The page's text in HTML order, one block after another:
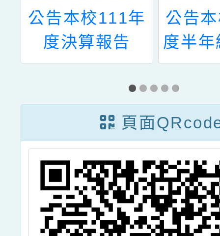
公告本校111年
度決算報告
公告
度半
頁面